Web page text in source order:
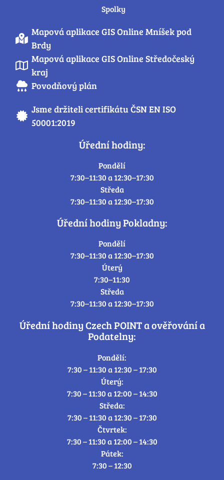
Spolky
Mapová aplikace GIS Online Mníšek pod
Brdy
Mapová aplikace GIS Online Středočeský
kraj
Povodňový plán
Jsme držiteli certifikátu ČSN EN ISO
50001:2019
Úřední hodiny:
Pondělí
7:30–11:30 a 12:30–17:30
Středa
7:30–11:30 a 12:30–17:30
Úřední hodiny Pokladny:
Pondělí
7:30–11:30 a 12:30–17:30
Úterý
7:30–11:30
Středa
7:30–11:30 a 12:30–17:30
Úřední hodiny Czech POINT a ověřování a
Podatelny:
Pondělí:
7:30 – 11:30 a 12:30 – 17:30
Úterý:
7:30 – 11:30 a 12:00 – 14:30
Středa:
7:30 – 11:30 a 12:30 – 17:30
Čtvrtek:
7:30 – 11:30 a 12:00 – 14:30
Pátek:
7:30 – 12:30